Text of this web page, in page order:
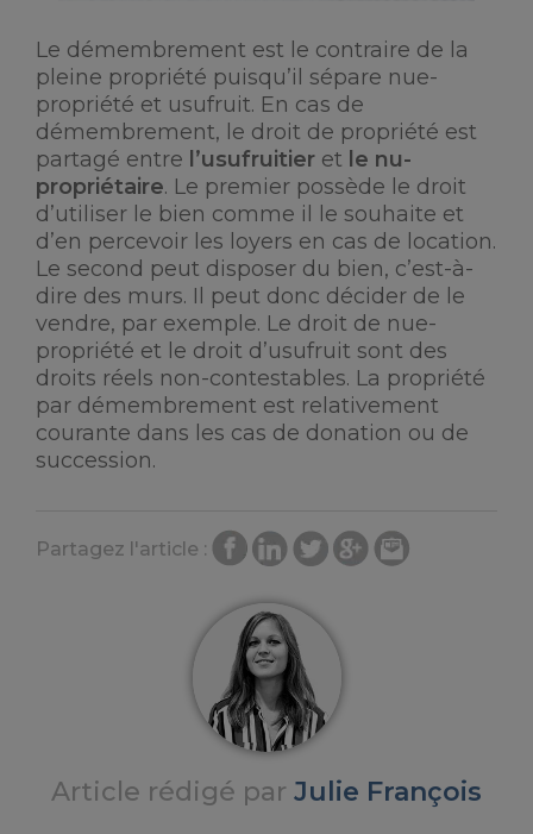
Le démembrement est le contraire de la
pleine propriété puisqu’il sépare nue-
propriété et usufruit. En cas de
démembrement, le droit de propriété est
partagé entre l’usufruitier et le nu-
propriétaire. Le premier possède le droit
d’utiliser le bien comme il le souhaite et
d’en percevoir les loyers en cas de location.
Le second peut disposer du bien, c’est-à-
dire des murs. Il peut donc décider de le
vendre, par exemple. Le droit de nue-
propriété et le droit d’usufruit sont des
droits réels non-contestables. La propriété
par démembrement est relativement
courante dans les cas de donation ou de
succession.
Partagez l'article :
Article rédigé par Julie François